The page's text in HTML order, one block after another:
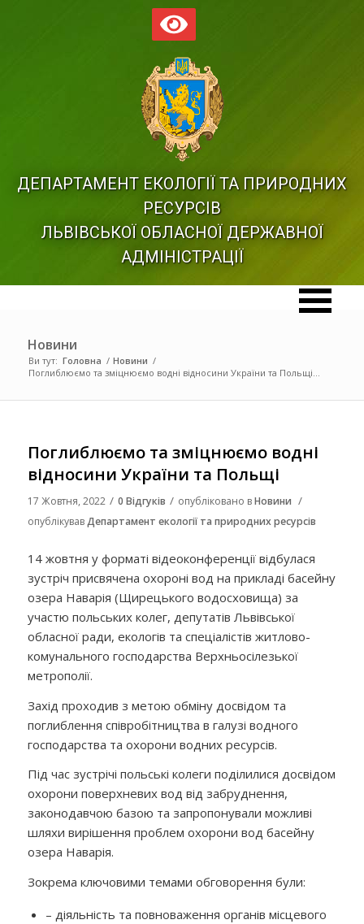
ДЕПАРТАМЕНТ ЕКОЛОГІЇ ТА ПРИРОДНИХ
РЕСУРСІВ
ЛЬВІВСЬКОЇ ОБЛАСНОЇ ДЕРЖАВНОЇ
АДМІНІСТРАЦІЇ
Новини
Ви тут: Головна / Новини /
Поглиблюємо та зміцнюємо водні відносини України та Польщі...
Поглиблюємо та зміцнюємо водні
відносини України та Польщі
17 Жовтня, 2022 / 0 Відгуків / опубліковано вНовини /
опублікувавДепартамент екології та природних ресурсів
14 жовтня у форматі відеоконференції відбулася
зустріч присвячена охороні вод на прикладі басейну
озера Наварія (Щирецького водосховища) за
участю польських колег, депутатів Львівської
обласної ради, екологів та спеціалістів житлово-
комунального господарства Верхньосілезької
метрополії.
Захід проходив з метою обміну досвідом та
поглиблення співробітництва в галузі водного
господарства та охорони водних ресурсів.
Під час зустрічі польські колеги поділилися досвідом
охорони поверхневих вод від забруднення,
законодавчою базою та запропонували можливі
шляхи вирішення проблем охорони вод басейну
озера Наварія.
Зокрема ключовими темами обговорення були:
– діяльність та повноваження органів місцевого